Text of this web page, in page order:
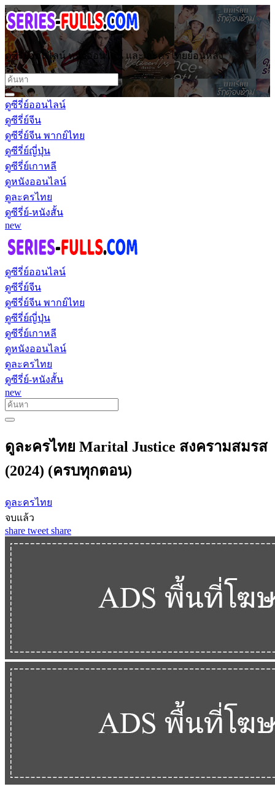
ดูซีรี่ย์ออนไลน์ หนังออนไลน์ และ ละครไทยย้อนหลัง
ดูซีรี่ย์ออนไลน์
ดูซีรี่ย์จีน
ดูซีรี่ย์จีน พากย์ไทย
ดูซีรี่ย์ญี่ปุ่น
ดูซีรี่ย์เกาหลี
ดูหนังออนไลน์
ดูละครไทย
ดูซีรี่ย์-หนังสั้น
new
ดูซีรี่ย์ออนไลน์
ดูซีรี่ย์จีน
ดูซีรี่ย์จีน พากย์ไทย
ดูซีรี่ย์ญี่ปุ่น
ดูซีรี่ย์เกาหลี
ดูหนังออนไลน์
ดูละครไทย
ดูซีรี่ย์-หนังสั้น
new
ดูละครไทย Marital Justice สงครามสมรส
(2024) (ครบทุกตอน)
ดูละครไทย
จบแล้ว
share tweet share